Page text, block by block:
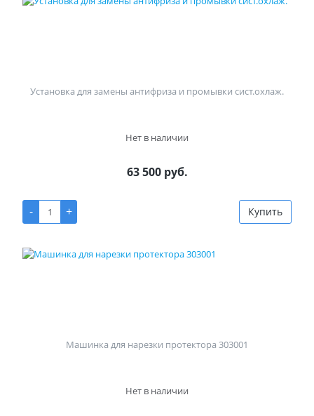
Установка для замены антифриза и промывки сист.охлаж.
Нет в наличии
63 500 руб.
- + Купить
Машинка для нарезки протектора 303001
Нет в наличии